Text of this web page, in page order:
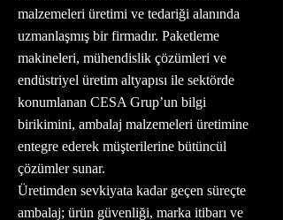
malzemeleri üretimi ve tedariği alanında
uzmanlaşmış bir firmadır. Paketleme
makineleri, mühendislik çözümleri ve
endüstriyel üretim altyapısı ile sektörde
konumlanan CESA Grup’un bilgi
birikimini, ambalaj malzemeleri üretimine
entegre ederek müşterilerine bütüncül
çözümler sunar.
Üretimden sevkiyata kadar geçen süreçte
ambalaj; ürün güvenliği, marka itibarı ve